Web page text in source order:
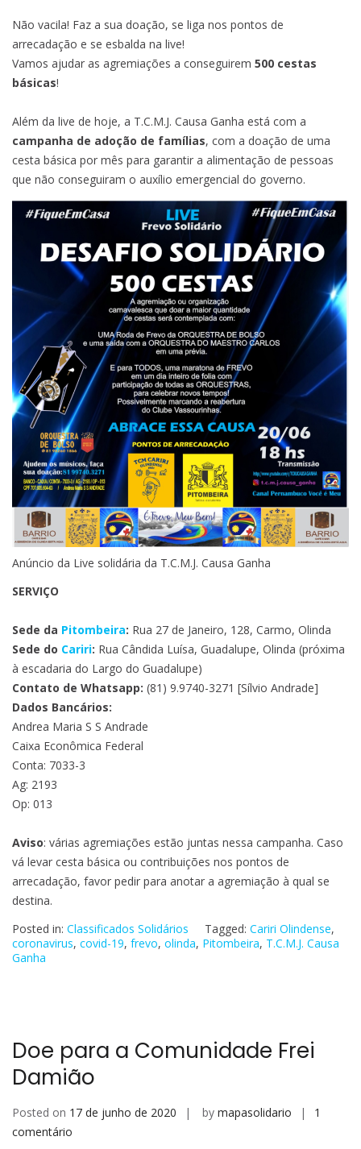
Não vacila! Faz a sua doação, se liga nos pontos de
arrecadação e se esbalda na live!
Vamos ajudar as agremiações a conseguirem 500 cestas
básicas!
Além da live de hoje, a T.C.M.J. Causa Ganha está com a
campanha de adoção de famílias, com a doação de uma
cesta básica por mês para garantir a alimentação de pessoas
que não conseguiram o auxílio emergencial do governo.
Anúncio da Live solidária da T.C.M.J. Causa Ganha
SERVIÇO
Sede da Pitombeira: Rua 27 de Janeiro, 128, Carmo, Olinda
Sede do Cariri: Rua Cândida Luísa, Guadalupe, Olinda (próxima
à escadaria do Largo do Guadalupe)
Contato de Whatsapp: (81) 9.9740-3271 [Sílvio Andrade]
Dados Bancários:
Andrea Maria S S Andrade
Caixa Econômica Federal
Conta: 7033-3
Ag: 2193
Op: 013
Aviso: várias agremiações estão juntas nessa campanha. Caso
vá levar cesta básica ou contribuições nos pontos de
arrecadação, favor pedir para anotar a agremiação à qual se
destina.
Posted in: Classificados Solidários Tagged: Cariri Olindense,
coronavirus, covid-19, frevo, olinda, Pitombeira, T.C.M.J. Causa
Ganha
Doe para a Comunidade Frei
Damião
Posted on 17 de junho de 2020 by mapasolidario
1
comentário